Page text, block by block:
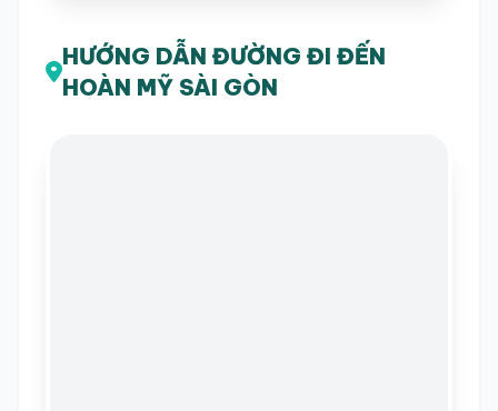
HƯỚNG DẪN ĐƯỜNG ĐI ĐẾN
HOÀN MỸ SÀI GÒN